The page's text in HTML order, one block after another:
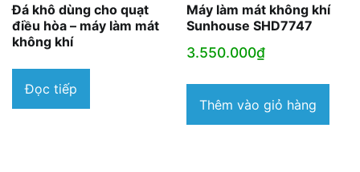
Đá khô dùng cho quạt
điều hòa – máy làm mát
không khí
Đọc tiếp
Máy làm mát không khí
Sunhouse SHD7747
3.550.000₫
Thêm vào giỏ hàng